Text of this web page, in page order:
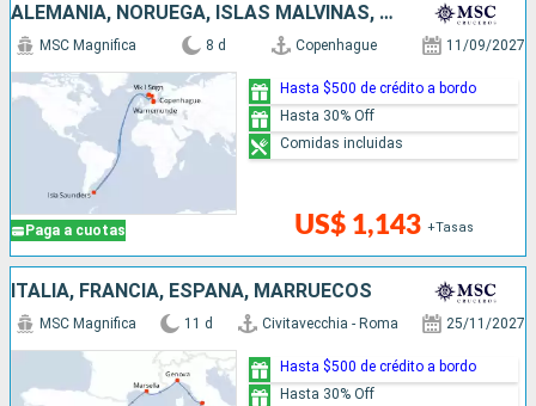
ALEMANIA, NORUEGA, ISLAS MALVINAS, DINAMARCA
Paga a cuotas
MSC Magnifica 8 d Copenhague 11/09/2027
US$ 1,143 +Tasas
Hasta $500 de crédito a bordo
Hasta 30% Off
Comidas incluidas
ITALIA, FRANCIA, ESPAÑA, MARRUECOS
MSC Magnifica 11 d Civitavecchia - Roma 25/11/2027
Hasta $500 de crédito a bordo
Hasta 30% Off